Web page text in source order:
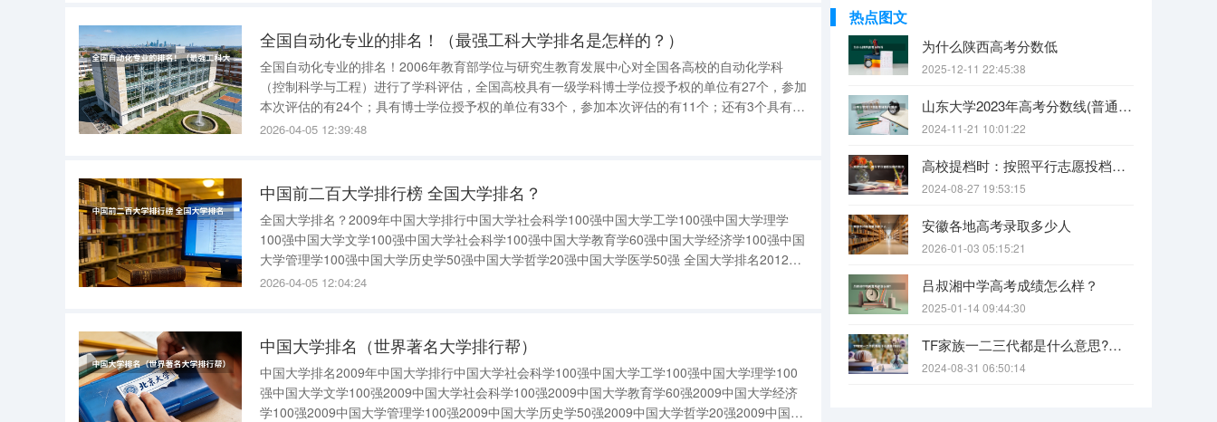
全国自动化专业的排名！（最强工科大学排名是怎样的？）
全国自动化专业的排名！2006年教育部学位与研究生教育发展中心对全国各高校的自动化学科
（控制科学与工程）进行了学科评估，全国高校具有一级学科博士学位授予权的单位有27个，参加
本次评估的有24个；具有博士学位授予权的单位有33个，参加本次评估的有11个；还有3个具有一
级学科硕士学位授予权的单位和13个具有硕士学位授予权的单位也参加了本次评估。参评单位共
2026-04-05 12:39:48
中国前二百大学排行榜 全国大学排名？
全国大学排名？2009年中国大学排行中国大学社会科学100强中国大学工学100强中国大学理学
100强中国大学文学100强中国大学社会科学100强中国大学教育学60强中国大学经济学100强中国
大学管理学100强中国大学历史学50强中国大学哲学20强中国大学医学50强 全国大学排名2012
是?名次学校名称所在省/市总分1北京大学北京1002清华大学北京96.813复旦大学上海55.874浙江
2026-04-05 12:04:24
中国大学排名（世界著名大学排行帮）
中国大学排名2009年中国大学排行中国大学社会科学100强中国大学工学100强中国大学理学100
强中国大学文学100强2009中国大学社会科学100强2009中国大学教育学60强2009中国大学经济
学100强2009中国大学管理学100强2009中国大学历史学50强2009中国大学哲学20强2009中国大
热点图文
为什么陕西高考分数低
2025-12-11 22:45:38
山东大学2023年高考分数线(普通文理)（免费二本和三本的区别）
2024-11-21 10:01:22
高校提档时：按照平行志愿投档的批次，调档比例原则上控制在105%以内。请问这句话是什么意思呢？
2024-08-27 19:53:15
安徽各地高考录取多少人
2026-01-03 05:15:21
吕叔湘中学高考成绩怎么样？
2025-01-14 09:44:30
TF家族一二三代都是什么意思?各代都有什么人?
2024-08-31 06:50:14